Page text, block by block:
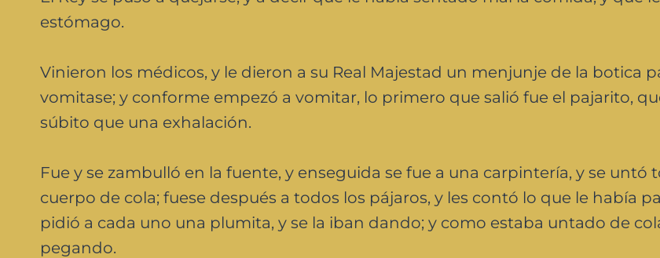
estómago.
Vinieron los médicos, y le dieron a su Real Majestad un menjunje de la botica
vomitase; y conforme empezó a vomitar, lo primero que salió fue el pajarito,
súbito que una exhalación.
Fue y se zambulló en la fuente, y enseguida se fue a una carpintería, y se untó
cuerpo de cola; fuese después a todos los pájaros, y les contó lo que le había
pidió a cada uno una plumita, y se la iban dando; y como estaba untado de
pegando.